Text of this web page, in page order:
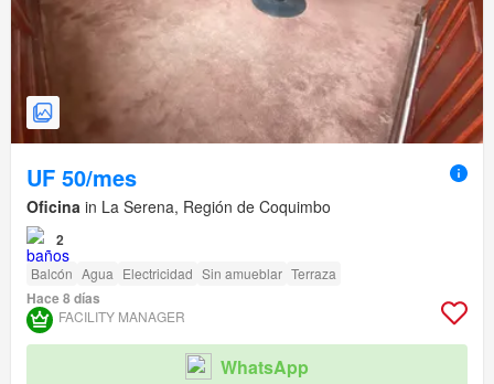
UF 50/mes
Oficina in La Serena, Región de Coquimbo
2
Balcón Agua Electricidad Sin amueblar Terraza
Hace 8 días
FACILITY MANAGER
WhatsApp